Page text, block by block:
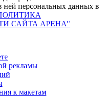
ней персональных данных в
САЙТА АРЕНА"
рекламы
к макетам